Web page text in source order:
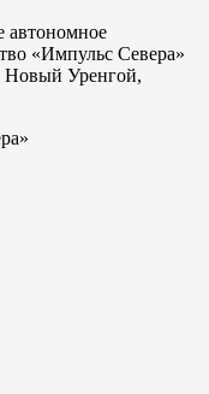
автономное
«Импульс Севера»
Уренгой,